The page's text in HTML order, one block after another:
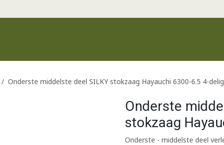
Onderste middelste deel SILKY stokzaag Hayauchi 6300-6.5 4-delig
Onderste
stokzaag
Onderste - middelste deel